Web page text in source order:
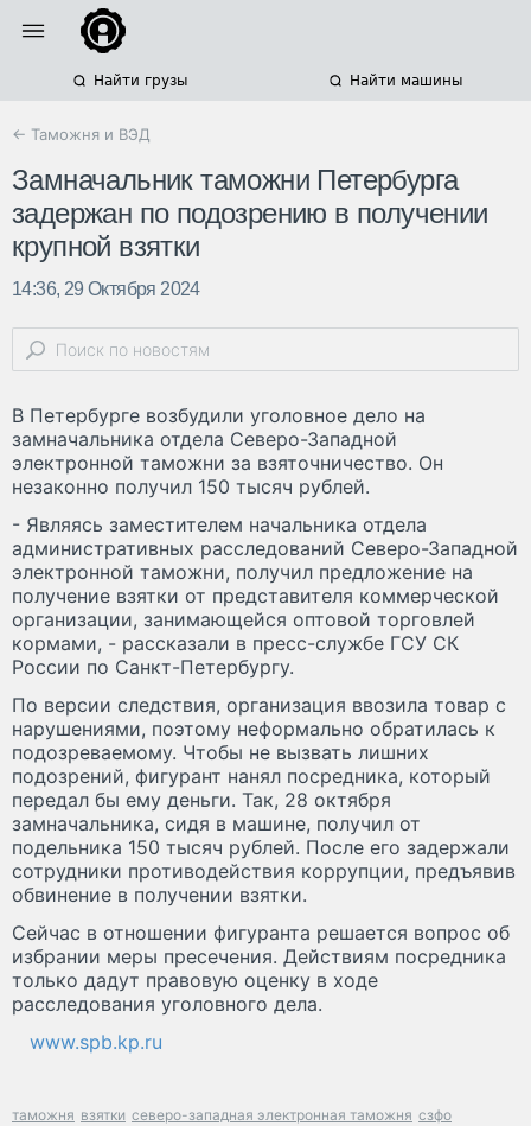
Найти грузы Найти машины
← Таможня и ВЭД
Замначальник таможни Петербурга
задержан по подозрению в получении
крупной взятки
14:36, 29 Октября 2024
В Петербурге возбудили уголовное дело на
замначальника отдела Северо-Западной
электронной таможни за взяточничество. Он
незаконно получил 150 тысяч рублей.
- Являясь заместителем начальника отдела
административных расследований Северо-Западной
электронной таможни, получил предложение на
получение взятки от представителя коммерческой
организации, занимающейся оптовой торговлей
кормами, - рассказали в пресс-службе ГСУ СК
России по Санкт-Петербургу.
По версии следствия, организация ввозила товар с
нарушениями, поэтому неформально обратилась к
подозреваемому. Чтобы не вызвать лишних
подозрений, фигурант нанял посредника, который
передал бы ему деньги. Так, 28 октября
замначальника, сидя в машине, получил от
подельника 150 тысяч рублей. После его задержали
сотрудники противодействия коррупции, предъявив
обвинение в получении взятки.
Сейчас в отношении фигуранта решается вопрос об
избрании меры пресечения. Действиям посредника
только дадут правовую оценку в ходе
расследования уголовного дела.
www.spb.kp.ru
таможня взятки северо-западная электронная таможня сзфо